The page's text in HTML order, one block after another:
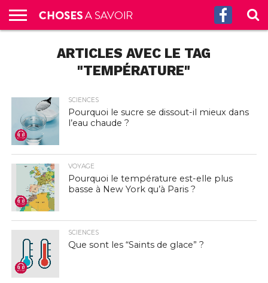
CULTURE
SCIENCES
HISTOIRE
ÉCONOMIE
INCROYABLE
S’ABONNER
CONTACT
PROPOSARTICLES AVEC LE TAG
"TEMPÉRATURE"
SCIENCES
Pourquoi le sucre se dissout-il mieux dans
l’eau chaude ?
VOYAGE
Pourquoi le température est-elle plus
basse à New York qu’à Paris ?
SCIENCES
Que sont les “Saints de glace” ?